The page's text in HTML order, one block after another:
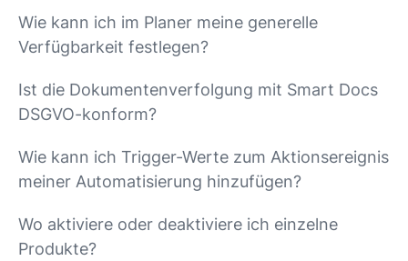
Wie kann ich im Planer meine generelle
Verfügbarkeit festlegen?
Ist die Dokumentenverfolgung mit Smart Docs
DSGVO-konform?
Wie kann ich Trigger-Werte zum Aktionsereignis
meiner Automatisierung hinzufügen?
Wo aktiviere oder deaktiviere ich einzelne
Produkte?